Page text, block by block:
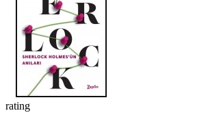
rating